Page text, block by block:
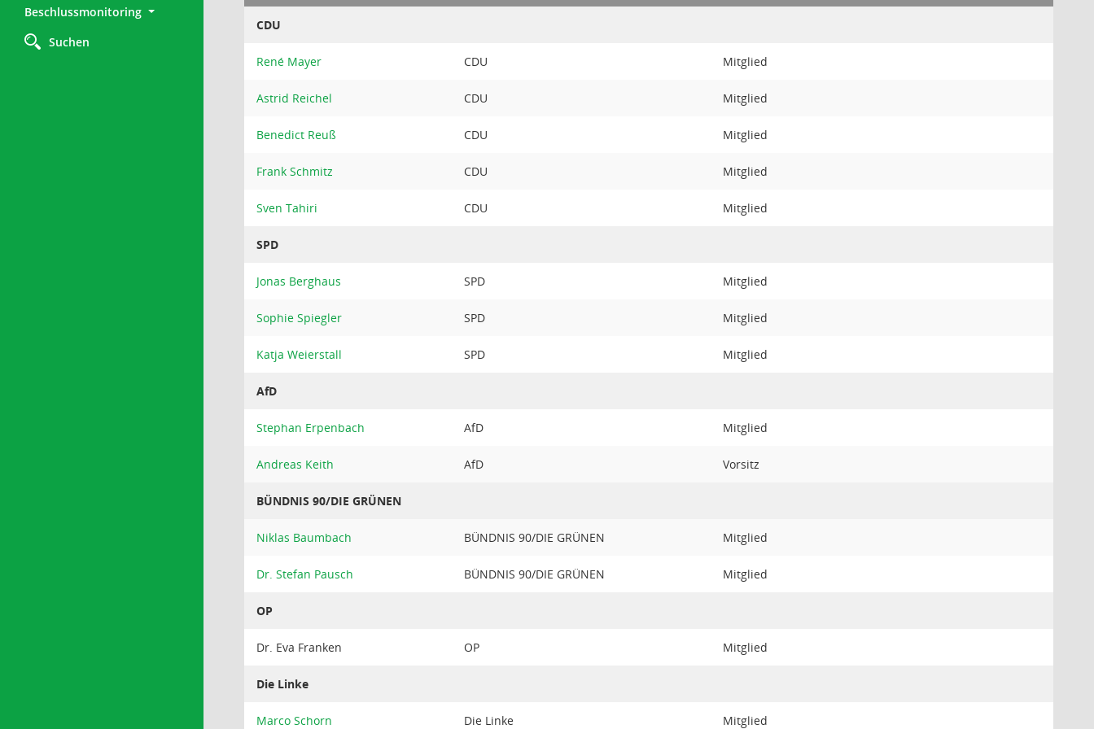
Beschlussmonitoring
Suchen
CDU
René Mayer CDU Mitglied
Astrid Reichel CDU Mitglied
Benedict Reuß CDU Mitglied
Frank Schmitz CDU Mitglied
Sven Tahiri CDU Mitglied
SPD
Jonas Berghaus SPD Mitglied
Sophie Spiegler SPD Mitglied
Katja Weierstall SPD Mitglied
AfD
Stephan Erpenbach AfD Mitglied
Andreas Keith AfD Vorsitz
BÜNDNIS 90/DIE GRÜNEN
Niklas Baumbach BÜNDNIS 90/DIE GRÜNEN Mitglied
Dr. Stefan Pausch BÜNDNIS 90/DIE GRÜNEN Mitglied
OP
Dr. Eva Franken OP Mitglied
Die Linke
Marco Schorn Die Linke Mitglied